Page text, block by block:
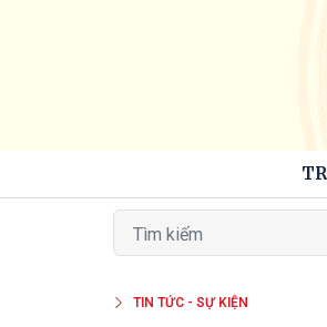
TIN TỨC - SỰ KIỆN